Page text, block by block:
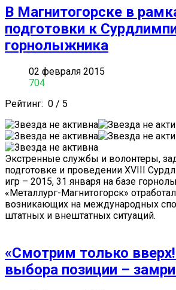
В Магнитогорске в
подготовки к
горнолыжника
02 февраля 2015
704
Рейтинг: 0 / 5
Экстренные службы и волонтеры,
подготовке и проведении XVIII
игр – 2015, 31 января на базе
«Металлург-Магнитогорск»
возникающих на международных
штатных и внештатных ситуаций.
«Смотрим только
выбора позиции –